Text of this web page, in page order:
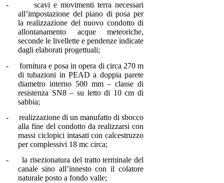
-
scavi e movimenti terra necessari
all’impostazione del piano di posa per
la realizzazione del nuovo condotto di
allontanamento acque meteoriche,
seconde le livellette e pendenze indicate
dagli elaborati progettuali;
-
fornitura e posa in opera di circa 270 m
di tubazioni in PEAD a doppia parete
diametro interno 500 mm – classe di
resistenza SN8 – su letto di 10 cm di
sabbia;
-
realizzazione di un manufatto di sbocco
alla fine del condotto da realizzarsi con
massi ciclopici intasati con calcestruzzo
per complessivi 18 mc circa;
-
la risezionatura del tratto terminale del
canale sino all’innesto con il colatore
naturale posto a fondo valle;